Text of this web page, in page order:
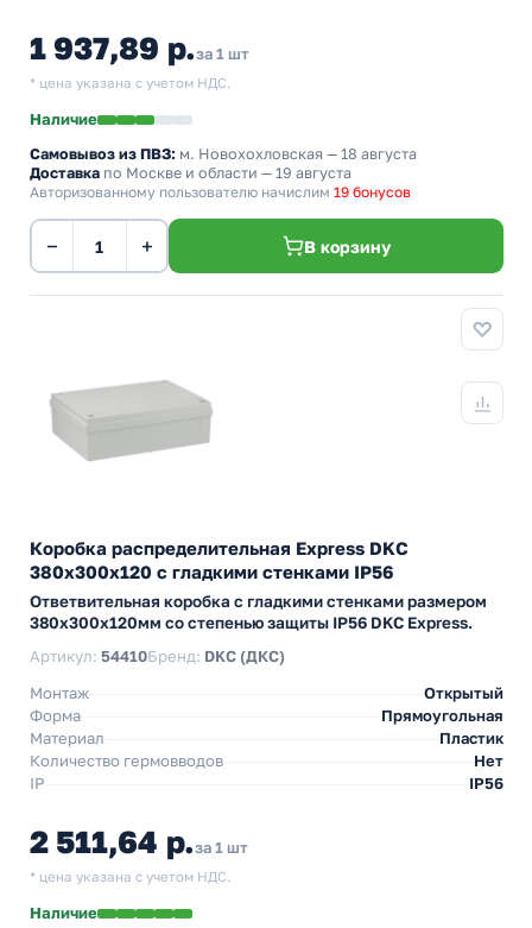
1 937,89 р.за 1 шт
* цена указана с учетом НДС.
Наличие
Самовывоз из ПВЗ: м. Новохохловская — 18 августа
Доставка по Москве и области — 19 августа
Авторизованному пользователю начислим 19 бонусов
− + В корзину
Коробка распределительная Express DKC
380х300х120 с гладкими стенками IP56
Ответвительная коробка с гладкими стенками размером
380х300х120мм со степенью защиты IP56 DKC Express.
Артикул: 54410Бренд: DKC (ДКС)
Монтаж
Открытый
Форма
Прямоугольная
Материал
Пластик
Количество гермовводов
Нет
IP
IP56
2 511,64 р.за 1 шт
* цена указана с учетом НДС.
Наличие